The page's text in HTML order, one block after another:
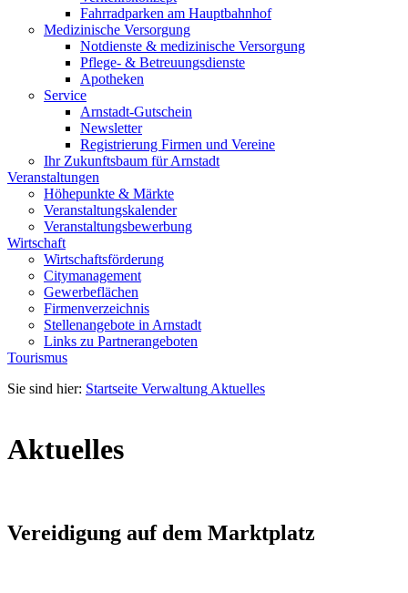
Fahrradparken am Hauptbahnhof
Medizinische Versorgung
Notdienste & medizinische Versorgung
Pflege- & Betreuungsdienste
Apotheken
Service
Arnstadt-Gutschein
Newsletter
Registrierung Firmen und Vereine
Ihr Zukunftsbaum für Arnstadt
Veranstaltungen
Höhepunkte & Märkte
Veranstaltungskalender
Veranstaltungsbewerbung
Wirtschaft
Wirtschaftsförderung
Citymanagement
Gewerbeflächen
Firmenverzeichnis
Stellenangebote in Arnstadt
Links zu Partnerangeboten
Tourismus
Sie sind hier: Startseite Verwaltung Aktuelles
Aktuelles
Vereidigung auf dem Marktplatz